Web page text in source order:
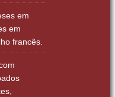
em
em
francês.